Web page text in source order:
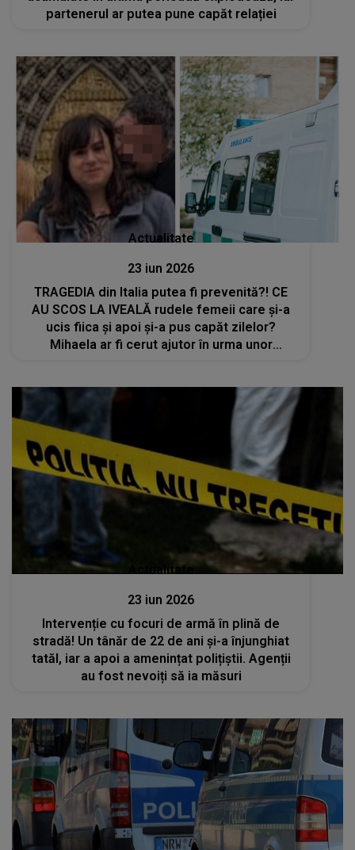
partenerul ar putea pune capăt relației
Actualitate
23 iun 2026
TRAGEDIA din Italia putea fi prevenită?! CE
AU SCOS LA IVEALĂ rudele femeii care și-a
ucis fiica și apoi și-a pus capăt zilelor?
Mihaela ar fi cerut ajutor în urma unor
Actualitate
23 iun 2026
Intervenție cu focuri de armă în plină de
stradă! Un tânăr de 22 de ani și-a înjunghiat
tatăl, iar a apoi a amenințat polițiștii. Agenții
au fost nevoiți să ia măsuri